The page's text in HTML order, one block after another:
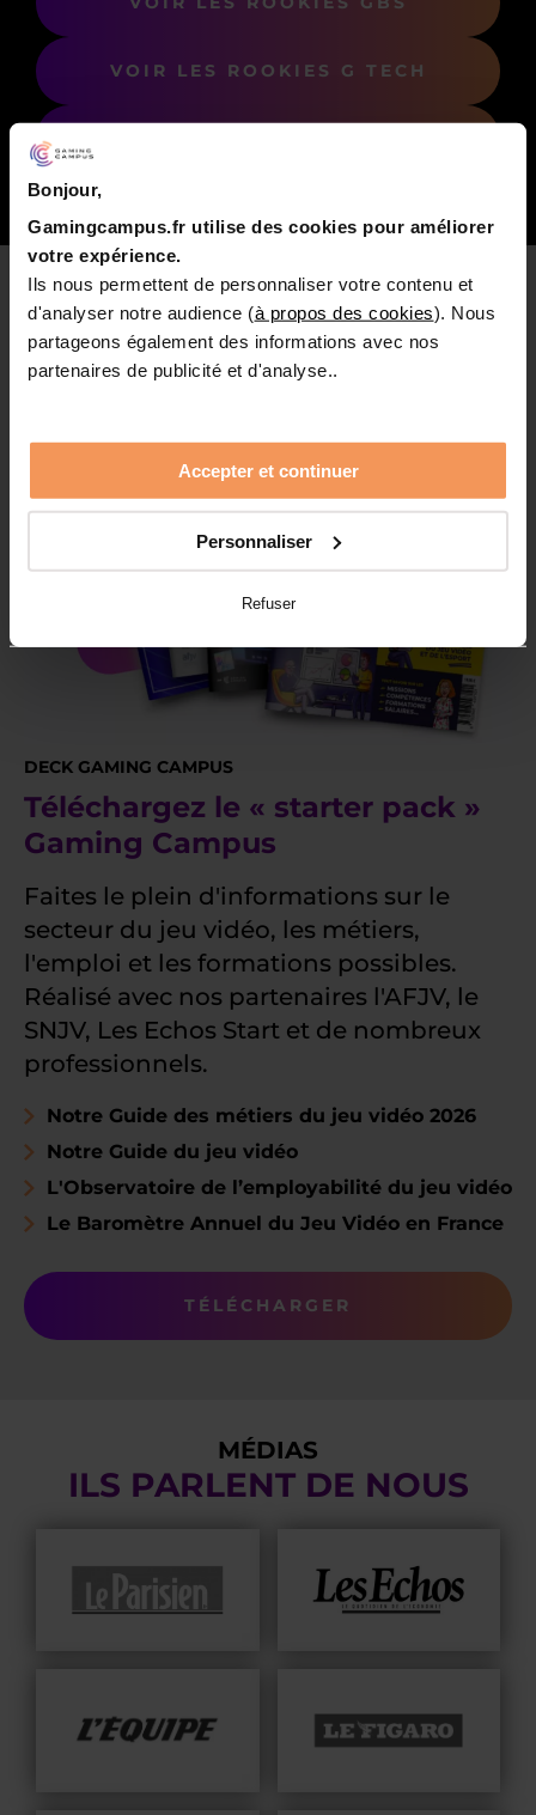
Bonjour,
Gamingcampus.fr utilise des cookies pour améliorer
votre expérience.
Ils nous permettent de personnaliser votre contenu et
d'analyser notre audience (à propos des cookies). Nous
partageons également des informations avec nos
partenaires de publicité et d'analyse..
Accepter et continuer
Personnaliser
Refuser
VOIR LES ROOKIES G TECH
DECK GAMING CAMPUS
Téléchargez le « starter pack »
Gaming Campus
Faites le plein d'informations sur le
secteur du jeu vidéo, les métiers,
l'emploi et les formations possibles.
Réalisé avec nos partenaires l'AFJV, le
SNJV, Les Echos Start et de nombreux
professionnels.
Notre Guide des métiers du jeu vidéo 2026
Notre Guide du jeu vidéo
L'Observatoire de l’employabilité du jeu vidéo
Le Baromètre Annuel du Jeu Vidéo en France
TÉLÉCHARGER
MÉDIAS
ILS PARLENT DE NOUS